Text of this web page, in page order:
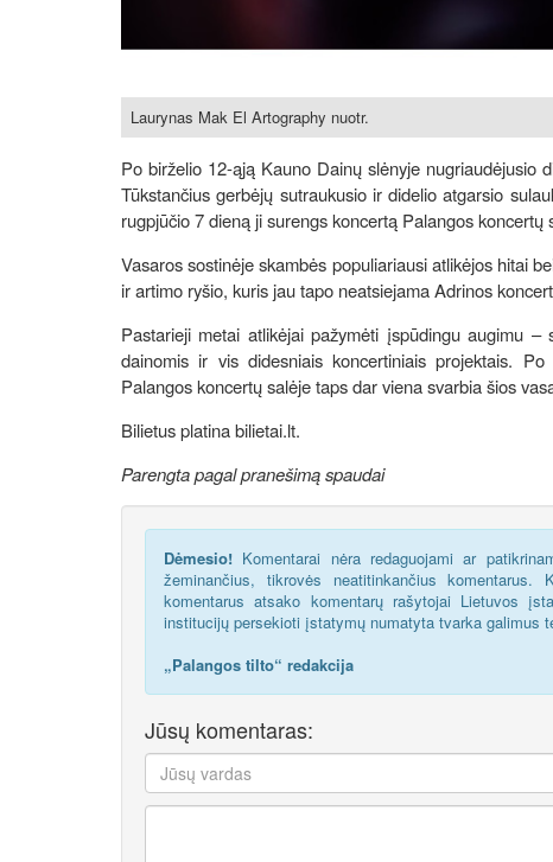
Laurynas Mak El Artography nuotr.
Po birželio 12-ąją Kauno Dainų slėnyje nugriaudėjusio
Tūkstančius gerbėjų sutraukusio ir didelio atgarsio
rugpjūčio 7 dieną ji surengs koncertą Palangos koncertų
Vasaros sostinėje skambės populiariausi atlikėjos hitai
ir artimo ryšio, kuris jau tapo neatsiejama Adrinos
Pastarieji metai atlikėjai pažymėti įspūdingu augimu
dainomis ir vis didesniais koncertiniais projektais.
Palangos koncertų salėje taps dar viena svarbia šios
Bilietus platina bilietai.lt.
Parengta pagal pranešimą spaudai
Dėmesio! Komentarai nėra redaguojami ar
žeminančius, tikrovės neatitinkančius komentarus.
komentarus atsako komentarų rašytojai Lietuvos
institucijų persekioti įstatymų numatyta tvarka galimus
„Palangos tilto“ redakcija
Jūsų komentaras: